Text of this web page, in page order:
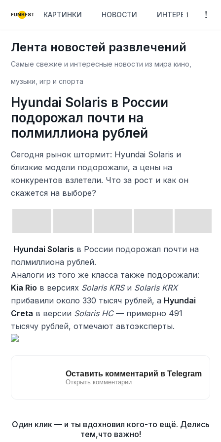
FUNBEST КАРТИНКИ НОВОСТИ ИНТЕРЕСНОЕ
Лента новостей развлечений
Самые свежие и интересные новости из мира кино,
музыки, игр и спорта
Hyundai Solaris в России
подорожал почти на
полмиллиона рублей
Сегодня рынок штормит: Hyundai Solaris и
близкие модели подорожали, а цены на
конкурентов взлетели. Что за рост и как он
скажется на выборе?
Hyundai Solaris в России подорожал почти на
полмиллиона рублей.
Аналоги из того же класса также подорожали:
Kia Rio в версиях Solaris KRSи Solaris KRX
прибавили около 330 тысяч рублей, а Hyundai
Creta в версии Solaris HC— примерно 491
тысячу рублей, отмечают автоэксперты.